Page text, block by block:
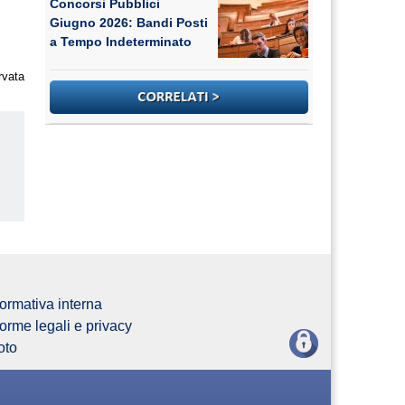
Concorsi Pubblici
Giugno 2026: Bandi Posti
a Tempo Indeterminato
interna
legali e privacy